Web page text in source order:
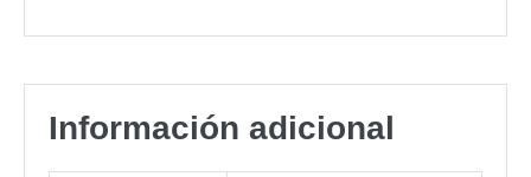
Información adicional